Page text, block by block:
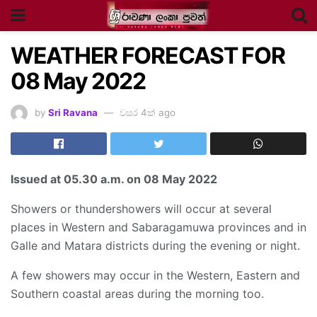
WEATHER FORECAST FOR
08 May 2022
by Sri Ravana වසර 4ක් ago
Issued at 05.30 a.m. on 08 May 2022
Showers or thundershowers will occur at several
places in Western and Sabaragamuwa provinces and in
Galle and Matara districts during the evening or night.
A few showers may occur in the Western, Eastern and
Southern coastal areas during the morning too.